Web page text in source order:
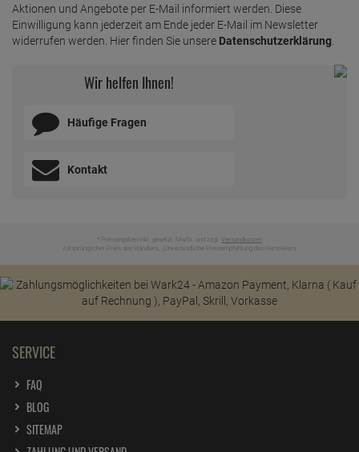
Aktionen und Angebote per E-Mail informiert werden. Diese
Einwilligung kann jederzeit am Ende jeder E-Mail im Newsletter
widerrufen werden. Hier finden Sie unsere Datenschutzerklärung
Wir helfen Ihnen!
Häufige Fragen
Kontakt
* Preisangaben inkl. gesetzl. MwSt. und zzgl. Versandkosten
Ursprünglicher Preis des Händlers, Unverbindliche Preisempfehlung des Herstellers
SERVICE
FAQ
BLOG
SITEMAP